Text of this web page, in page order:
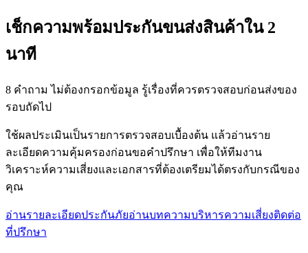
เช็กความพร้อมประกันขนส่งสินค้าใน 2
นาที
8 คำถาม ไม่ต้องกรอกข้อมูล รู้เรื่องที่ควรตรวจสอบก่อนส่งของ
รอบถัดไป
ใช้ผลประเมินเป็นรายการตรวจสอบเบื้องต้น แล้วอ่านราย
ละเอียดความคุ้มครองก่อนขอคำปรึกษา เพื่อให้ทีมงาน
วิเคราะห์ความเสี่ยงและเอกสารที่ต้องเตรียมได้ตรงกับกรณีของ
คุณ
อ่านรายละเอียดประกันภัยอ่านบทความบริหารความเสี่ยงติดต่อ
ที่ปรึกษา